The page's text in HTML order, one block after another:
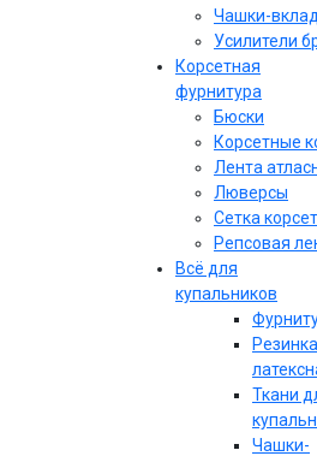
Чашки-
Усилители
Корсетная
фурнитура
Бюски
Корсетные
Лента
Люверсы
Сетка
Репсовая
Всё для
купальников
Резинка
Ткани
Чашки-